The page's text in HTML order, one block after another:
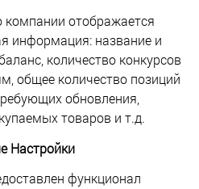
отображается
информация: название и
количество конкурсов
общее количество позиций
обновления,
товаров и т.д.
Настройки
функционал